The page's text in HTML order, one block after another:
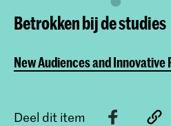
Betrokken bij de studies
New Audiences and Innovative
Deel dit item